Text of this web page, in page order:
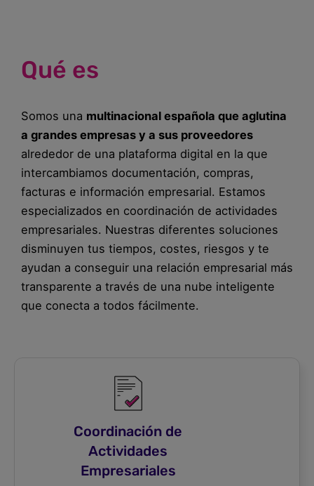
Qué es
Somos una multinacional española que aglutina
a grandes empresas y a sus proveedores
alrededor de una plataforma digital en la que
intercambiamos documentación, compras,
facturas e información empresarial. Estamos
especializados en coordinación de actividades
empresariales. Nuestras diferentes soluciones
disminuyen tus tiempos, costes, riesgos y te
ayudan a conseguir una relación empresarial más
transparente a través de una nube inteligente
que conecta a todos fácilmente.
Coordinación de
Actividades
Empresariales